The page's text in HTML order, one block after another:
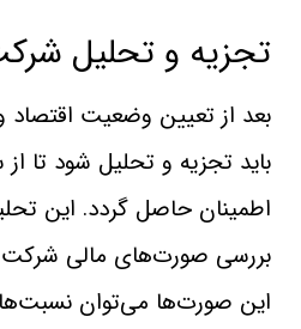
تجزيه و تحليل
بعد از تعيين وضعيت
بايد تجزيه و تحليل شود تا
اطمينان حاصل‌ گردد. اين
بررسی صورت‌های مالی شركت
اين صورت‌ها می‌توان